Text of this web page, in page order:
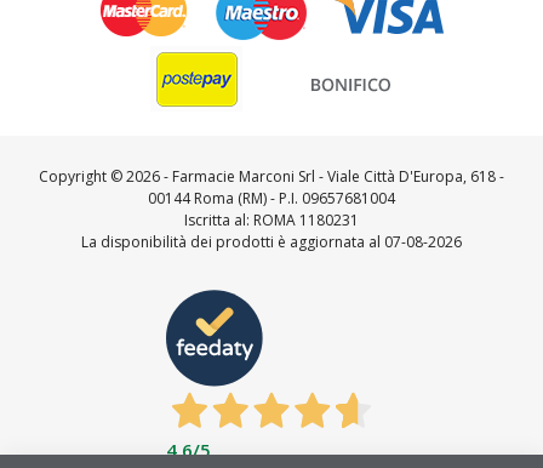
Copyright ©2026 - Farmacie Marconi Srl - Viale Città D'Europa, 618 -
00144 Roma (RM) - P.I. 09657681004
Iscritta al: ROMA 1180231
La disponibilità dei prodotti è aggiornata al 07-08-2026
4,6/5